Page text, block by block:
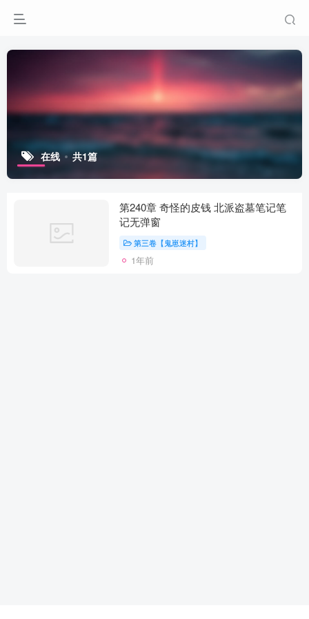
在线 共1篇
第240章 奇怪的皮钱 北派盗墓笔记笔
记无弹窗
第三卷【鬼崽迷村】
1年前